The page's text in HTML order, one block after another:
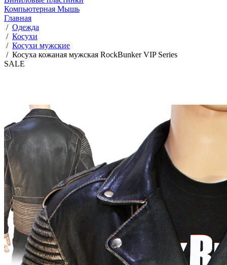
Компьютерная Мышь
Главная
/ Одежда
/ Косухи
/ Косухи мужские
/ Косуха кожаная мужская RockBunker VIP Series
SALE